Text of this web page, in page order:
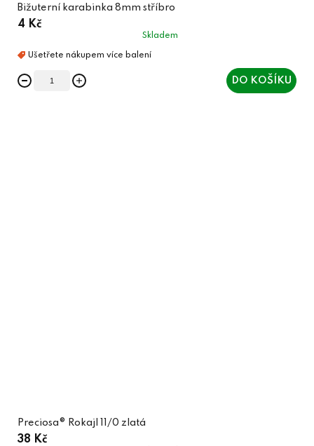
Bižuterní karabinka 8mm stříbro
4 Kč
Skladem
DO KOŠÍKU
Preciosa® Rokajl 11/0 zlatá
38 Kč